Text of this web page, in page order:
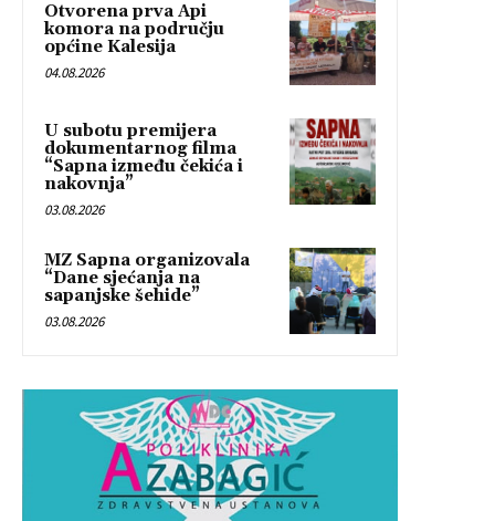
Otvorena prva Api
komora na području
općine Kalesija
04.08.2026
U subotu premijera
dokumentarnog filma
“Sapna između čekića i
nakovnja”
03.08.2026
MZ Sapna organizovala
“Dane sjećanja na
sapanjske šehide”
03.08.2026